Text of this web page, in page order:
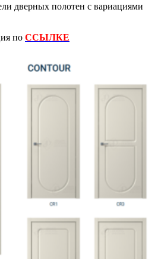
дверных полотен с вариациями
по ССЫЛКЕ